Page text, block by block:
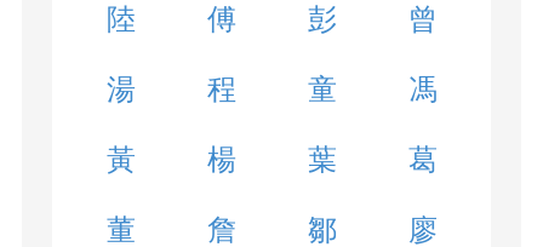
陸 傅 彭 曾
湯 程 童 馮
黃 楊 葉 葛
董 詹 鄒 廖